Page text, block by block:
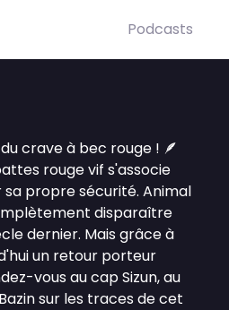
Podcasts
crave à bec rouge ! 🪶
rouge vif s'associe
propre sécurité. Animal
disparaître
dernier. Mais grâce à
un retour porteur
vous au cap Sizun, au
sur les traces de cet